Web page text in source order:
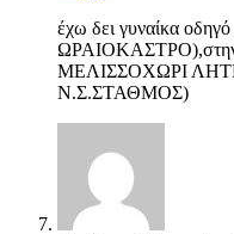
έχω δει γυναίκα
ΜΕΛΙΣΣΟΧΩΡΙ
Ν.Σ.ΣΤΑΘΜΟΣ)